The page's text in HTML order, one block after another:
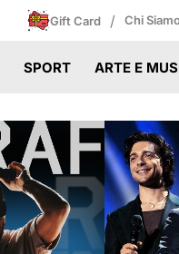
Gift Card / Chi
SPORT ARTE E